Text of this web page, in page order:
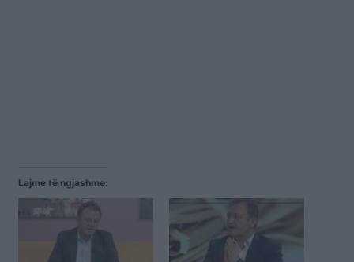
Lajme të ngjashme: